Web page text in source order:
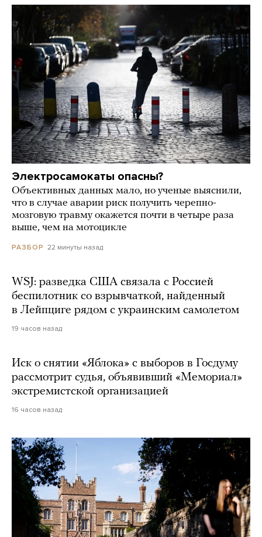
Электросамокаты опасны?
Объективных данных мало, но ученые выяснили,
что в случае аварии риск получить черепно-
мозговую травму окажется почти в четыре раза
выше, чем на мотоцикле
РАЗБОР 22 минуты назад
WSJ: разведка США связала с Россией
беспилотник со взрывчаткой, найденный
в Лейпциге рядом с украинским самолетом
19 часов назад
Иск о снятии «Яблока» с выборов в Госдуму
рассмотрит судья, объявивший «Мемориал»
экстремистской организацией
16 часов назад